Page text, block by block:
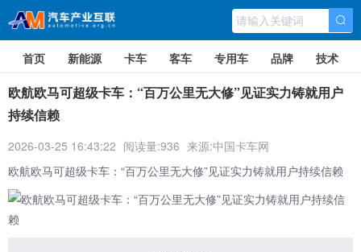
首页 新能源 卡车 客车 专用车 品牌 技术
欧航欧马可超级卡车：“百万公里无大修”见证实力铸就用户
持续信赖
2026-03-25 16:43:22 阅读量:936 来源:中国卡车网
欧航欧马可超级卡车 ：“百万公里无大修”见证实力铸就用户持续信赖